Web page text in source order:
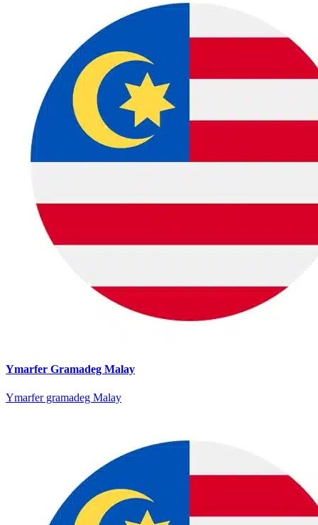
Ymarfer Gramadeg Malay
Ymarfer gramadeg Malay